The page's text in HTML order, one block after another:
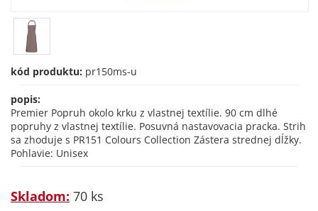
kód produktu: pr150ms-u
popis:
Premier Popruh okolo krku z vlastnej textílie. 90 cm dlhé
popruhy z vlastnej textílie. Posuvná nastavovacia pracka. Strih
sa zhoduje s PR151 Colours Collection Zástera strednej dĺžky.
Pohlavie: Unisex
Skladom: 70 ks